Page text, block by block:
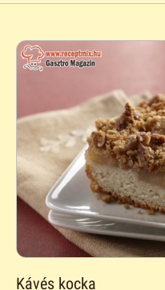
Kávés kocka